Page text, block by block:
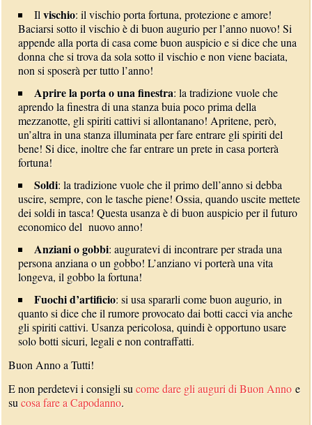
Ilvischio: il vischio porta fortuna, protezione e amore!
Baciarsi sotto il vischio è di buon augurio per l’anno nuovo! Si
appende alla porta di casa come buon auspicio e si dice che una
donna che si trova da sola sotto il vischio e non viene baciata,
non si sposerà per tutto l’anno!
Aprire la porta o una finestra: la tradizione vuole che
aprendo la finestra di una stanza buia poco prima della
mezzanotte, gli spiriti cattivi si allontanano! Apritene, però,
un’altra in una stanza illuminata per fare entrare gli spiriti del
bene! Si dice, inoltre che far entrare un prete in casa porterà
fortuna!
Soldi: la tradizione vuole che il primo dell’anno si debba
uscire, sempre, con le tasche piene! Ossia, quando uscite mettete
dei soldi in tasca! Questa usanza è di buon auspicio per il futuro
economico del nuovo anno!
Anziani o gobbi: auguratevi di incontrare per strada una
persona anziana o un gobbo! L’anziano vi porterà una vita
longeva, il gobbo la fortuna!
Fuochi d’artificio: si usa spararli come buon augurio, in
quanto si dice che il rumore provocato dai botti cacci via anche
gli spiriti cattivi. Usanza pericolosa, quindi è opportuno usare
solo botti sicuri, legali e non contraffatti.
Buon Anno a Tutti!
E non perdetevi i consigli sucome dare gli auguri di Buon Annoe
sucosa fare a Capodanno.